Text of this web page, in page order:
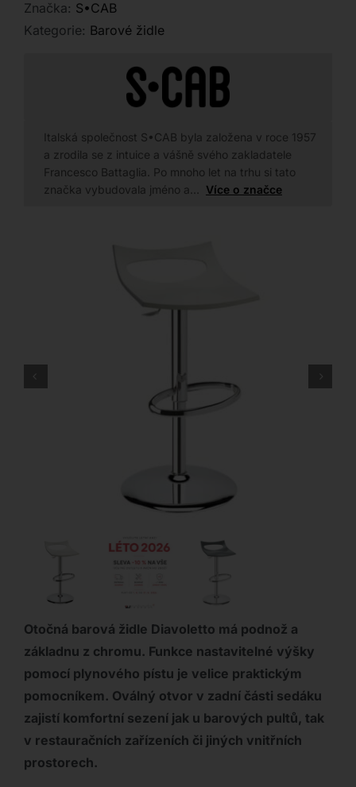
Značka: S•CAB
Kategorie: Barové židle
Italská společnost S•CAB byla založena v roce 1957
a zrodila se z intuice a vášně svého zakladatele
Francesco Battaglia. Po mnoho let na trhu si tato
značka vybudovala jméno a… Více o značce
Otočná barová židle Diavoletto má podnož a
základnu z chromu. Funkce nastavitelné výšky
pomocí plynového pístu je velice praktickým
pomocníkem. Oválný otvor v zadní části sedáku
zajistí komfortní sezení jak u barových pultů, tak
v restauračních zařízeních či jiných vnitřních
prostorech.